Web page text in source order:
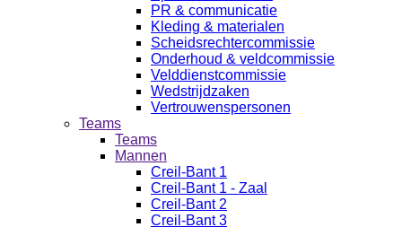
PR & communicatie
Kleding & materialen
Scheidsrechtercommissie
Onderhoud & veldcommissie
Velddienstcommissie
Wedstrijdzaken
Vertrouwenspersonen
Teams
Teams
Mannen
Creil-Bant 1
Creil-Bant 1 - Zaal
Creil-Bant 2
Creil-Bant 3